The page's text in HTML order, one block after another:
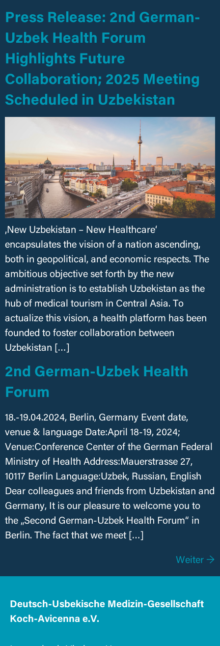
Press Release: 2nd German-
Uzbek Health Forum
Highlights Future
Collaboration; 2025 Meeting
Scheduled in Uzbekistan
‚New Uzbekistan – New Healthcare‘
encapsulates the vision of a nation ascending,
both in geopolitical, and economic respects. The
ambitious objective set forth by the new
administration is to establish Uzbekistan as the
hub of medical tourism in Central Asia. To
actualize this vision, a health platform has been
founded to foster collaboration between
Uzbekistan […]
2nd German-Uzbek Health
Forum
18.-19.04.2024, Berlin, Germany Event date,
venue & language Date:April 18-19, 2024;
Venue:Conference Center of the German Federal
Ministry of Health Address:Mauerstrasse 27,
10117 Berlin Language:Uzbek, Russian, English
Dear colleagues and friends from Uzbekistan and
Germany, It is our pleasure to welcome you to
the „Second German-Uzbek Health Forum“ in
Berlin. The fact that we meet […]
Weiter →
Deutsch-Usbekische Medizin-Gesellschaft
Koch-Avicenna e.V.